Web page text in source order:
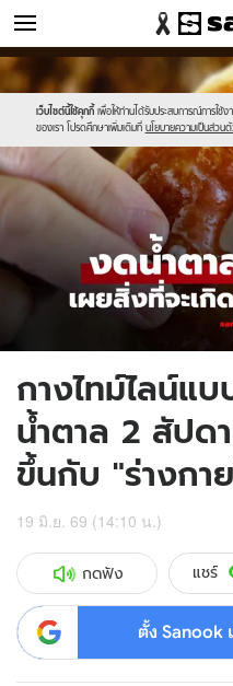
ข่าว
เว็บไซต์นี้ใช้คุกกี้ เพื่อให้ท่านได้รับประสบการณ์การใช้
ของเรา โปรดศึกษาเพิ่มเติมที่ นโยบายความเป็นส่วน
Sanook
//s.isanook.com/sr/0/images/
new-
sanook.png
600
60
//s.isanook.com/ns/0/ud/1978/
thumbnail1200x720_v2(1).jpg
กางไทม์ไลน์แ
น้ำตาล 2 สัปดา
ขึ้นกับ "ร่างกา
19 มิ.ย. 69 (14:10 น.)
กดฟัง แชร์
ตั้ง Sanook